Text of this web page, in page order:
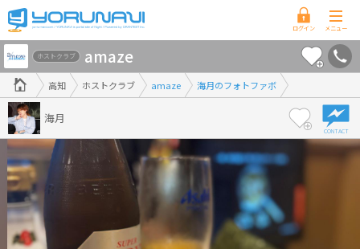
高
知
県
版
高知 ホストクラブ amaze 海月のフォトファボ
ホストクラブ amaze
海月